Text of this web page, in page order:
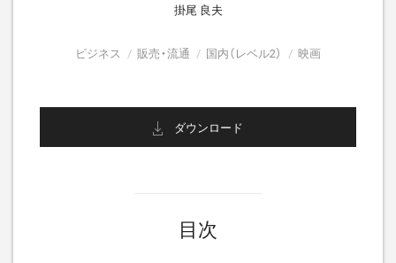
掛尾 良夫
ビジネス 販売・流通 国内（レベル2） 映画
ダウンロード
目次